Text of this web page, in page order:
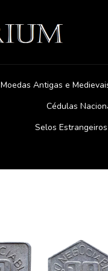
Moedas Antigas e
Cédulas
Selos Estrangeiros